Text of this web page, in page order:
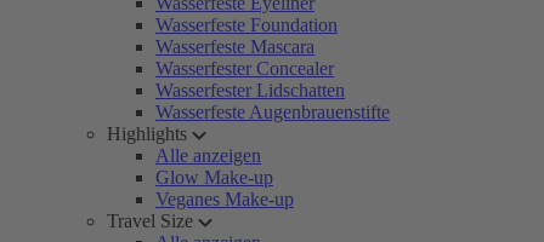
Wasserfeste Foundation
Wasserfeste Mascara
Wasserfester Concealer
Wasserfester Lidschatten
Wasserfeste Augenbrauenstifte
Highlights
Alle anzeigen
Glow Make-up
Veganes Make-up
Travel Size